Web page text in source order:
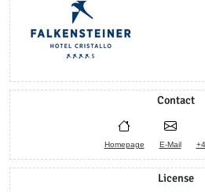
Contact
Homepage E-Mail
License